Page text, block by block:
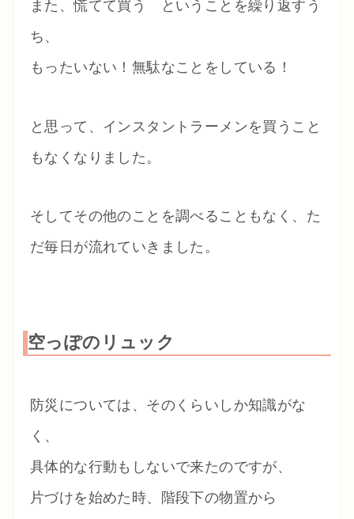
また、慌てて買う ということを繰り返すう
ち、
もったいない！無駄なことをしている！
と思って、インスタントラーメンを買うこと
もなくなりました。
そしてその他のことを調べることもなく、た
だ毎日が流れていきました。
空っぽのリュック
防災については、そのくらいしか知識がな
く、
具体的な行動もしないで来たのですが、
片づけを始めた時、階段下の物置から